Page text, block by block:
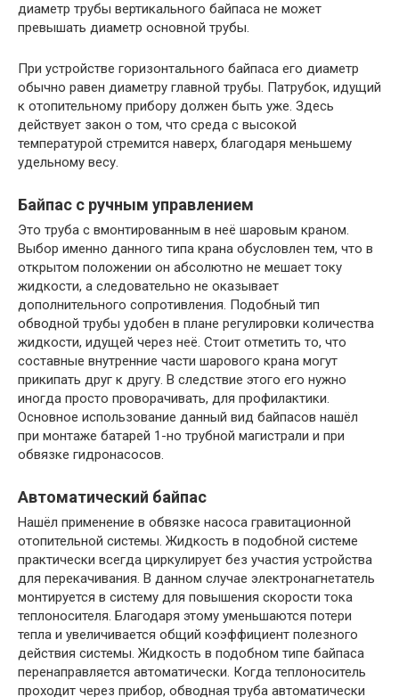
диаметр трубы вертикального байпаса не может
превышать диаметр основной трубы.
При устройстве горизонтального байпаса его диаметр
обычно равен диаметру главной трубы. Патрубок, идущий
к отопительному прибору должен быть уже. Здесь
действует закон о том, что среда с высокой
температурой стремится наверх, благодаря меньшему
удельному весу.
Байпас с ручным управлением
Это труба с вмонтированным в неё шаровым краном.
Выбор именно данного типа крана обусловлен тем, что в
открытом положении он абсолютно не мешает току
жидкости, а следовательно не оказывает
дополнительного сопротивления. Подобный тип
обводной трубы удобен в плане регулировки количества
жидкости, идущей через неё. Стоит отметить то, что
составные внутренние части шарового крана могут
прикипать друг к другу. В следствие этого его нужно
иногда просто проворачивать, для профилактики.
Основное использование данный вид байпасов нашёл
при монтаже батарей 1-но трубной магистрали и при
обвязке гидронасосов.
Автоматический байпас
Нашёл применение в обвязке насоса гравитационной
отопительной системы. Жидкость в подобной системе
практически всегда циркулирует без участия устройства
для перекачивания. В данном случае электронагнетатель
монтируется в систему для повышения скорости тока
теплоносителя. Благодаря этому уменьшаются потери
тепла и увеличивается общий коэффициент полезного
действия системы. Жидкость в подобном типе байпаса
перенаправляется автоматически. Когда теплоноситель
проходит через прибор, обводная труба автоматически